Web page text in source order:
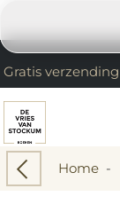
Gratis
Home-